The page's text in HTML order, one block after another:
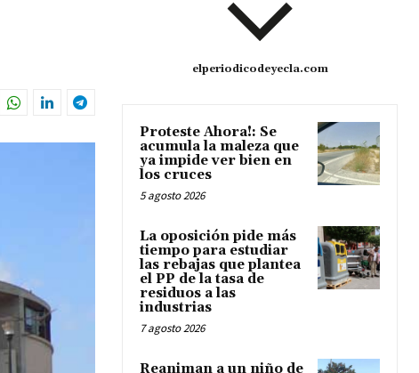
elperiodicodeyecla.com
Proteste Ahora!: Se
acumula la maleza que
ya impide ver bien en
los cruces
5 agosto 2026
La oposición pide más
tiempo para estudiar
las rebajas que plantea
el PP de la tasa de
residuos a las
industrias
7 agosto 2026
Reaniman a un niño de